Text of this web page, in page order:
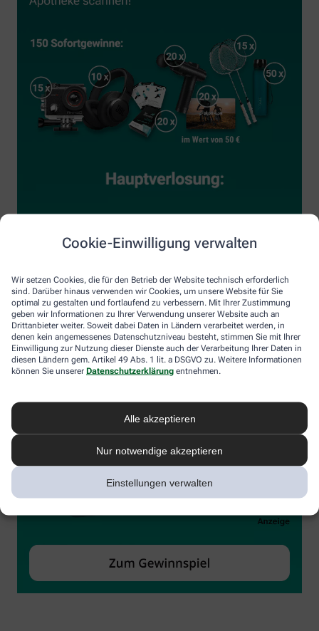
Cookie-Einwilligung verwalten
Wir setzen Cookies, die für den Betrieb der Website technisch erforderlich
sind. Darüber hinaus verwenden wir Cookies, um unsere Website für Sie
optimal zu gestalten und fortlaufend zu verbessern. Mit Ihrer Zustimmung
geben wir Informationen zu Ihrer Verwendung unserer Website auch an
Drittanbieter weiter. Soweit dabei Daten in Ländern verarbeitet werden, in
denen kein angemessenes Datenschutzniveau besteht, stimmen Sie mit Ihrer
Einwilligung zur Nutzung dieser Dienste auch der Verarbeitung Ihrer Daten in
diesen Ländern gem. Artikel 49 Abs. 1 lit. a DSGVO zu. Weitere Informationen
können Sie unserer Datenschutzerklärung entnehmen.
Alle akzeptieren
Nur notwendige akzeptieren
Einstellungen verwalten